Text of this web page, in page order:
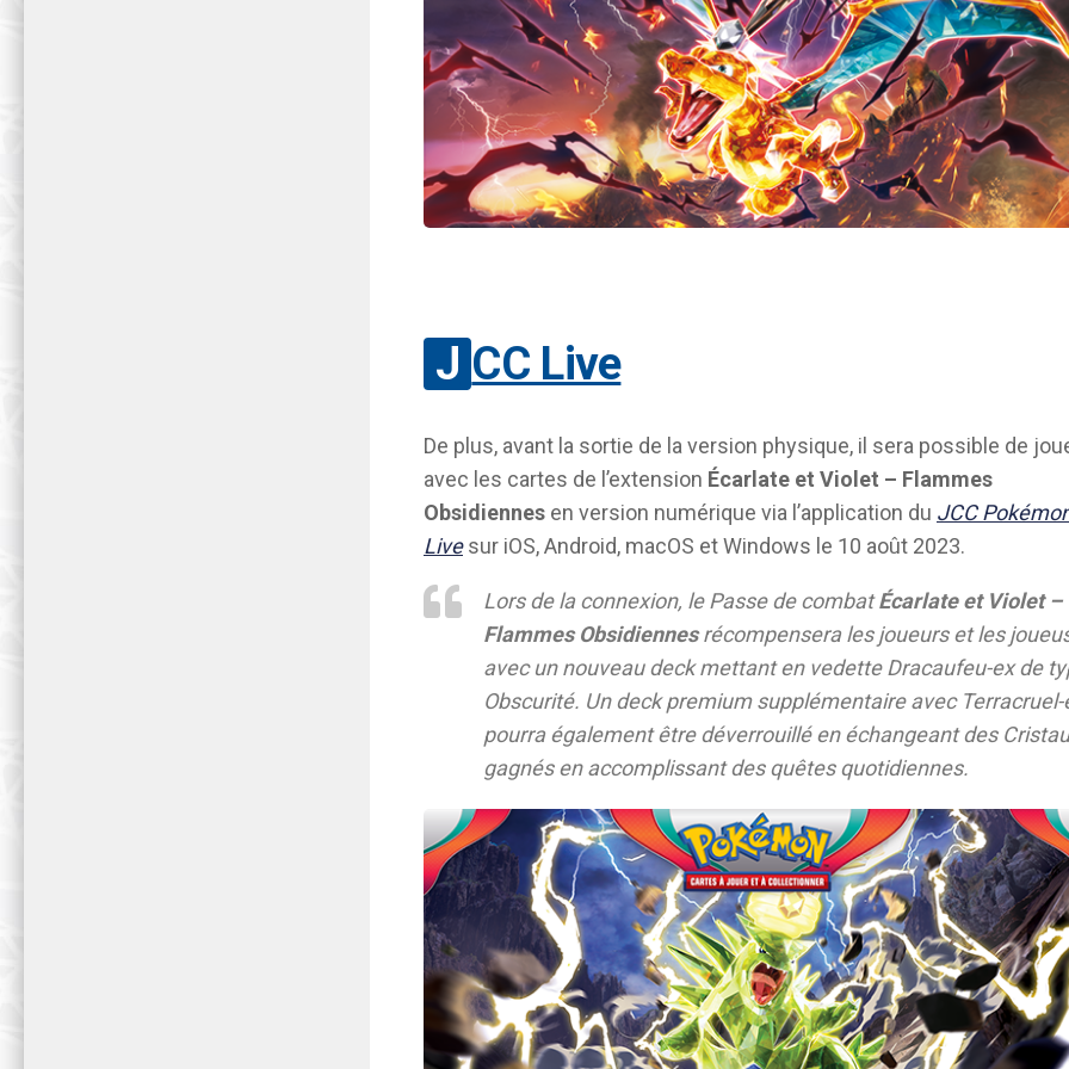
JCC Live
De plus, avant la sortie de la version physique, il sera possible de
avec les cartes de l’extension Écarlate et Violet – Flammes
Obsidiennes en version numérique via l’application du JCC
Livesur iOS, Android, macOS et Windows le 10 août 2023.
Lors de la connexion, le Passe de combatÉcarlate et Violet –
Flammes Obsidiennesrécompensera les joueurs et les
avec un nouveau deck mettant en vedette Dracaufeu-ex de
Obscurité. Un deck premium supplémentaire avec Terracruel-
pourra également être déverrouillé en échangeant des
gagnés en accomplissant des quêtes quotidiennes.